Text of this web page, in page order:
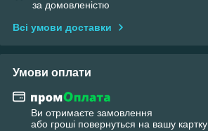
за домовленістю
Всі умови доставки
Умови оплати
Ви отримаєте замовлення
або гроші повернуться на вашу картку